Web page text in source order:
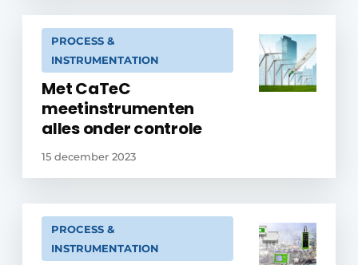
PROCESS &
INSTRUMENTATION
Met CaTeC
meetinstrumenten
alles onder controle
15 december 2023
PROCESS &
INSTRUMENTATION